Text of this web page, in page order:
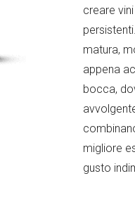
creare
matura,
appena
bocca,
migliore
gusto